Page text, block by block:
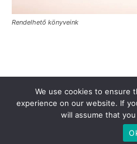
Rendelhető könyveink
Támogasd a Türkinfót!
Impresszum
Adatkezelési
Rólunk
©
We use cookies to ensure
experience on our website. If
will assume that